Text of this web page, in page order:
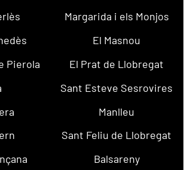
Margarida i els Monjos
El Masnou
Pierola
El Prat de Llobregat
Sant Esteve Sesrovires
Manlleu
Sant Feliu de Llobregat
Balsareny